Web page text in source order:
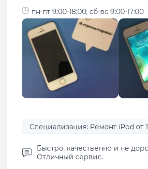
пн-пт 9:00-18:00; сб-вс 9:00-17:00
Специализация: Ремонт iPod от
Быстро, качественно и не
Отличный сервис.